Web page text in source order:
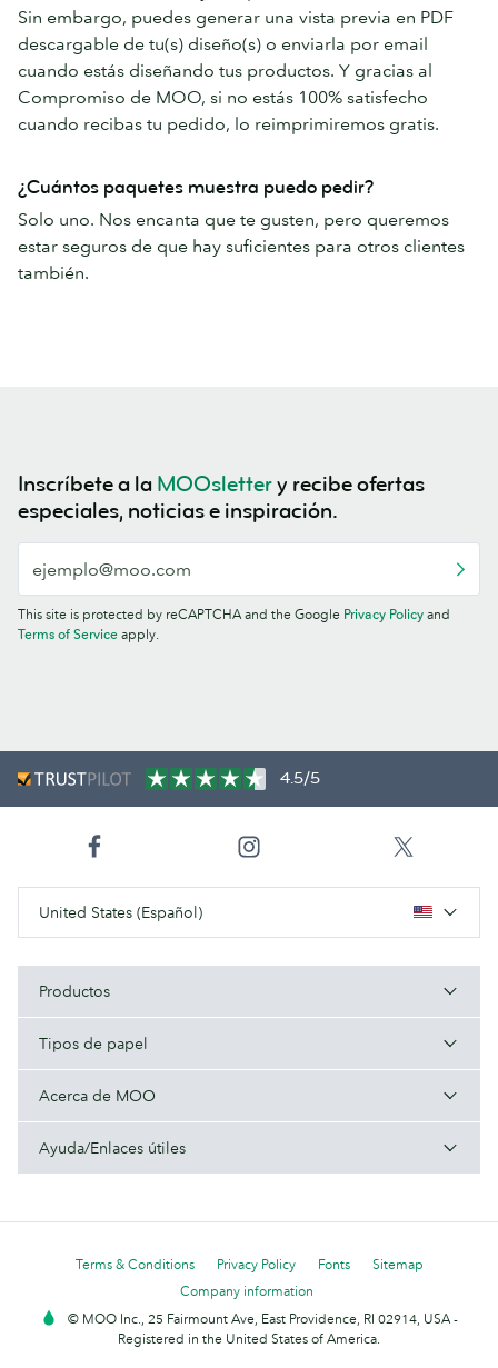
Sin embargo, puedes generar una vista previa en PDF
descargable de tu(s) diseño(s) o enviarla por email
cuando estás diseñando tus productos. Y gracias al
Compromiso de MOO, si no estás 100% satisfecho
cuando recibas tu pedido, lo reimprimiremos gratis.
¿Cuántos paquetes muestra puedo pedir?
Solo uno. Nos encanta que te gusten, pero queremos
estar seguros de que hay suficientes para otros clientes
también.
Inscríbete a la MOOslettery recibe ofertas
especiales, noticias e inspiración.
This site is protected by reCAPTCHA and the Google Privacy Policy and
Terms of Service apply.
4.5/5
United States (Español)
Productos
Tipos de papel
Acerca de MOO
Ayuda/Enlaces útiles
Terms & Conditions Privacy Policy Fonts
Sitemap
Company information
© MOO Inc., 25 Fairmount Ave, East Providence, RI 02914, USA -
Registered in the United States of America.